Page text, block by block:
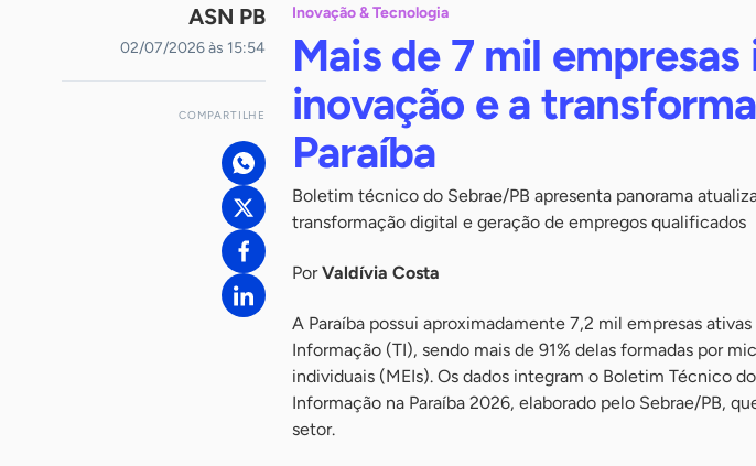
ASN PB
02/07/2026 às 15:54
COMPARTILHE
Inovação & Tecnologia
Mais de 7 mil
inovação e a
Paraíba
Boletim técnico do Sebrae/PB apresenta panorama
transformação digital e geração de empregos qualificados
PorValdívia Costa
A Paraíba possui aproximadamente 7,2 mil empresas
Informação (TI), sendo mais de 91% delas formadas por
individuais (MEIs). Os dados integram o Boletim Técnico
Informação na Paraíba 2026, elaborado pelo Sebrae/PB,
setor.